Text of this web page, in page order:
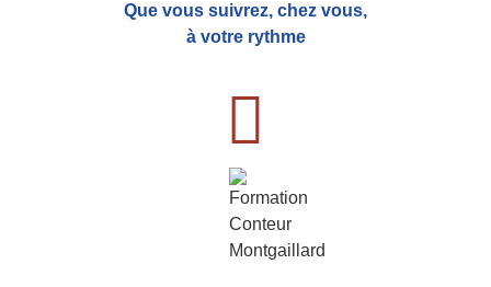
Que vous suivrez, chez vous,
à votre rythme